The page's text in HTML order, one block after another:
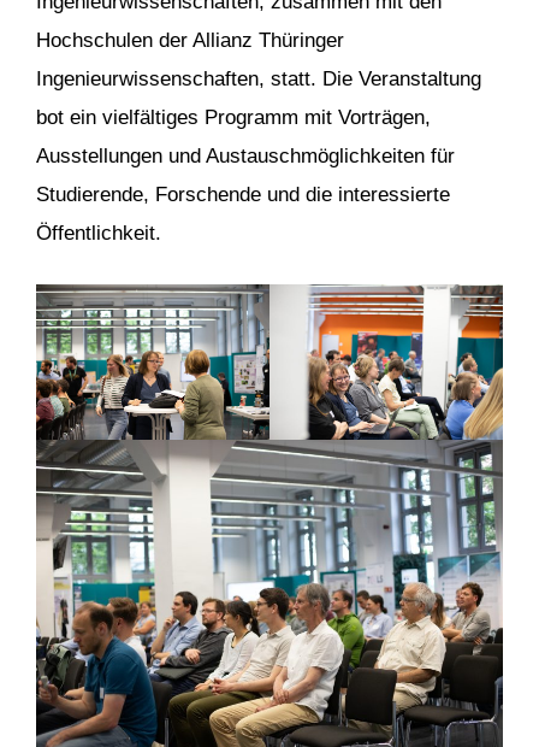
Hochschulen der Allianz Thüringer
Ingenieurwissenschaften, statt. Die Veranstaltung
bot ein vielfältiges Programm mit Vorträgen,
Ausstellungen und Austauschmöglichkeiten für
Studierende, Forschende und die interessierte
Öffentlichkeit.